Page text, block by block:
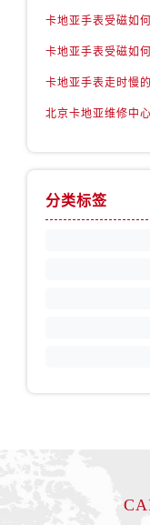
卡地亚手表受磁如
卡地亚手表受磁如
卡地亚手表走时慢
北京卡地亚维修中
分类标签